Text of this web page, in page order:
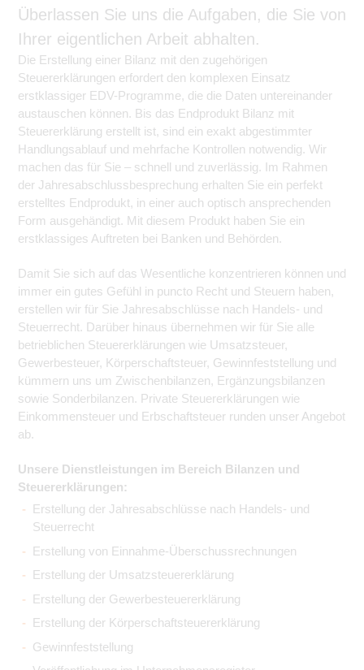
Überlassen Sie uns die Aufgaben, die Sie von
Ihrer eigentlichen Arbeit abhalten.
Die Erstellung einer Bilanz mit den zugehörigen
Steuererklärungen erfordert den komplexen Einsatz
erstklassiger EDV-Programme, die die Daten untereinander
austauschen können. Bis das Endprodukt Bilanz mit
Steuererklärung erstellt ist, sind ein exakt abgestimmter
Handlungsablauf und mehrfache Kontrollen notwendig. Wir
machen das für Sie – schnell und zuverlässig. Im Rahmen
der Jahresabschlussbesprechung erhalten Sie ein perfekt
erstelltes Endprodukt, in einer auch optisch ansprechenden
Form ausgehändigt. Mit diesem Produkt haben Sie ein
erstklassiges Auftreten bei Banken und Behörden.
Damit Sie sich auf das Wesentliche konzentrieren können und
immer ein gutes Gefühl in puncto Recht und Steuern haben,
erstellen wir für Sie Jahresabschlüsse nach Handels- und
Steuerrecht. Darüber hinaus übernehmen wir für Sie alle
betrieblichen Steuererklärungen wie Umsatzsteuer,
Gewerbesteuer, Körperschaftsteuer, Gewinnfeststellung und
kümmern uns um Zwischenbilanzen, Ergänzungsbilanzen
sowie Sonderbilanzen. Private Steuererklärungen wie
Einkommensteuer und Erbschaftsteuer runden unser Angebot
ab.
Unsere Dienstleistungen im Bereich Bilanzen und
Steuererklärungen:
Erstellung der Jahresabschlüsse nach Handels- und
Steuerrecht
Erstellung von Einnahme-Überschussrechnungen
Erstellung der Umsatzsteuererklärung
Erstellung der Gewerbesteuererklärung
Erstellung der Körperschaftsteuererklärung
Gewinnfeststellung